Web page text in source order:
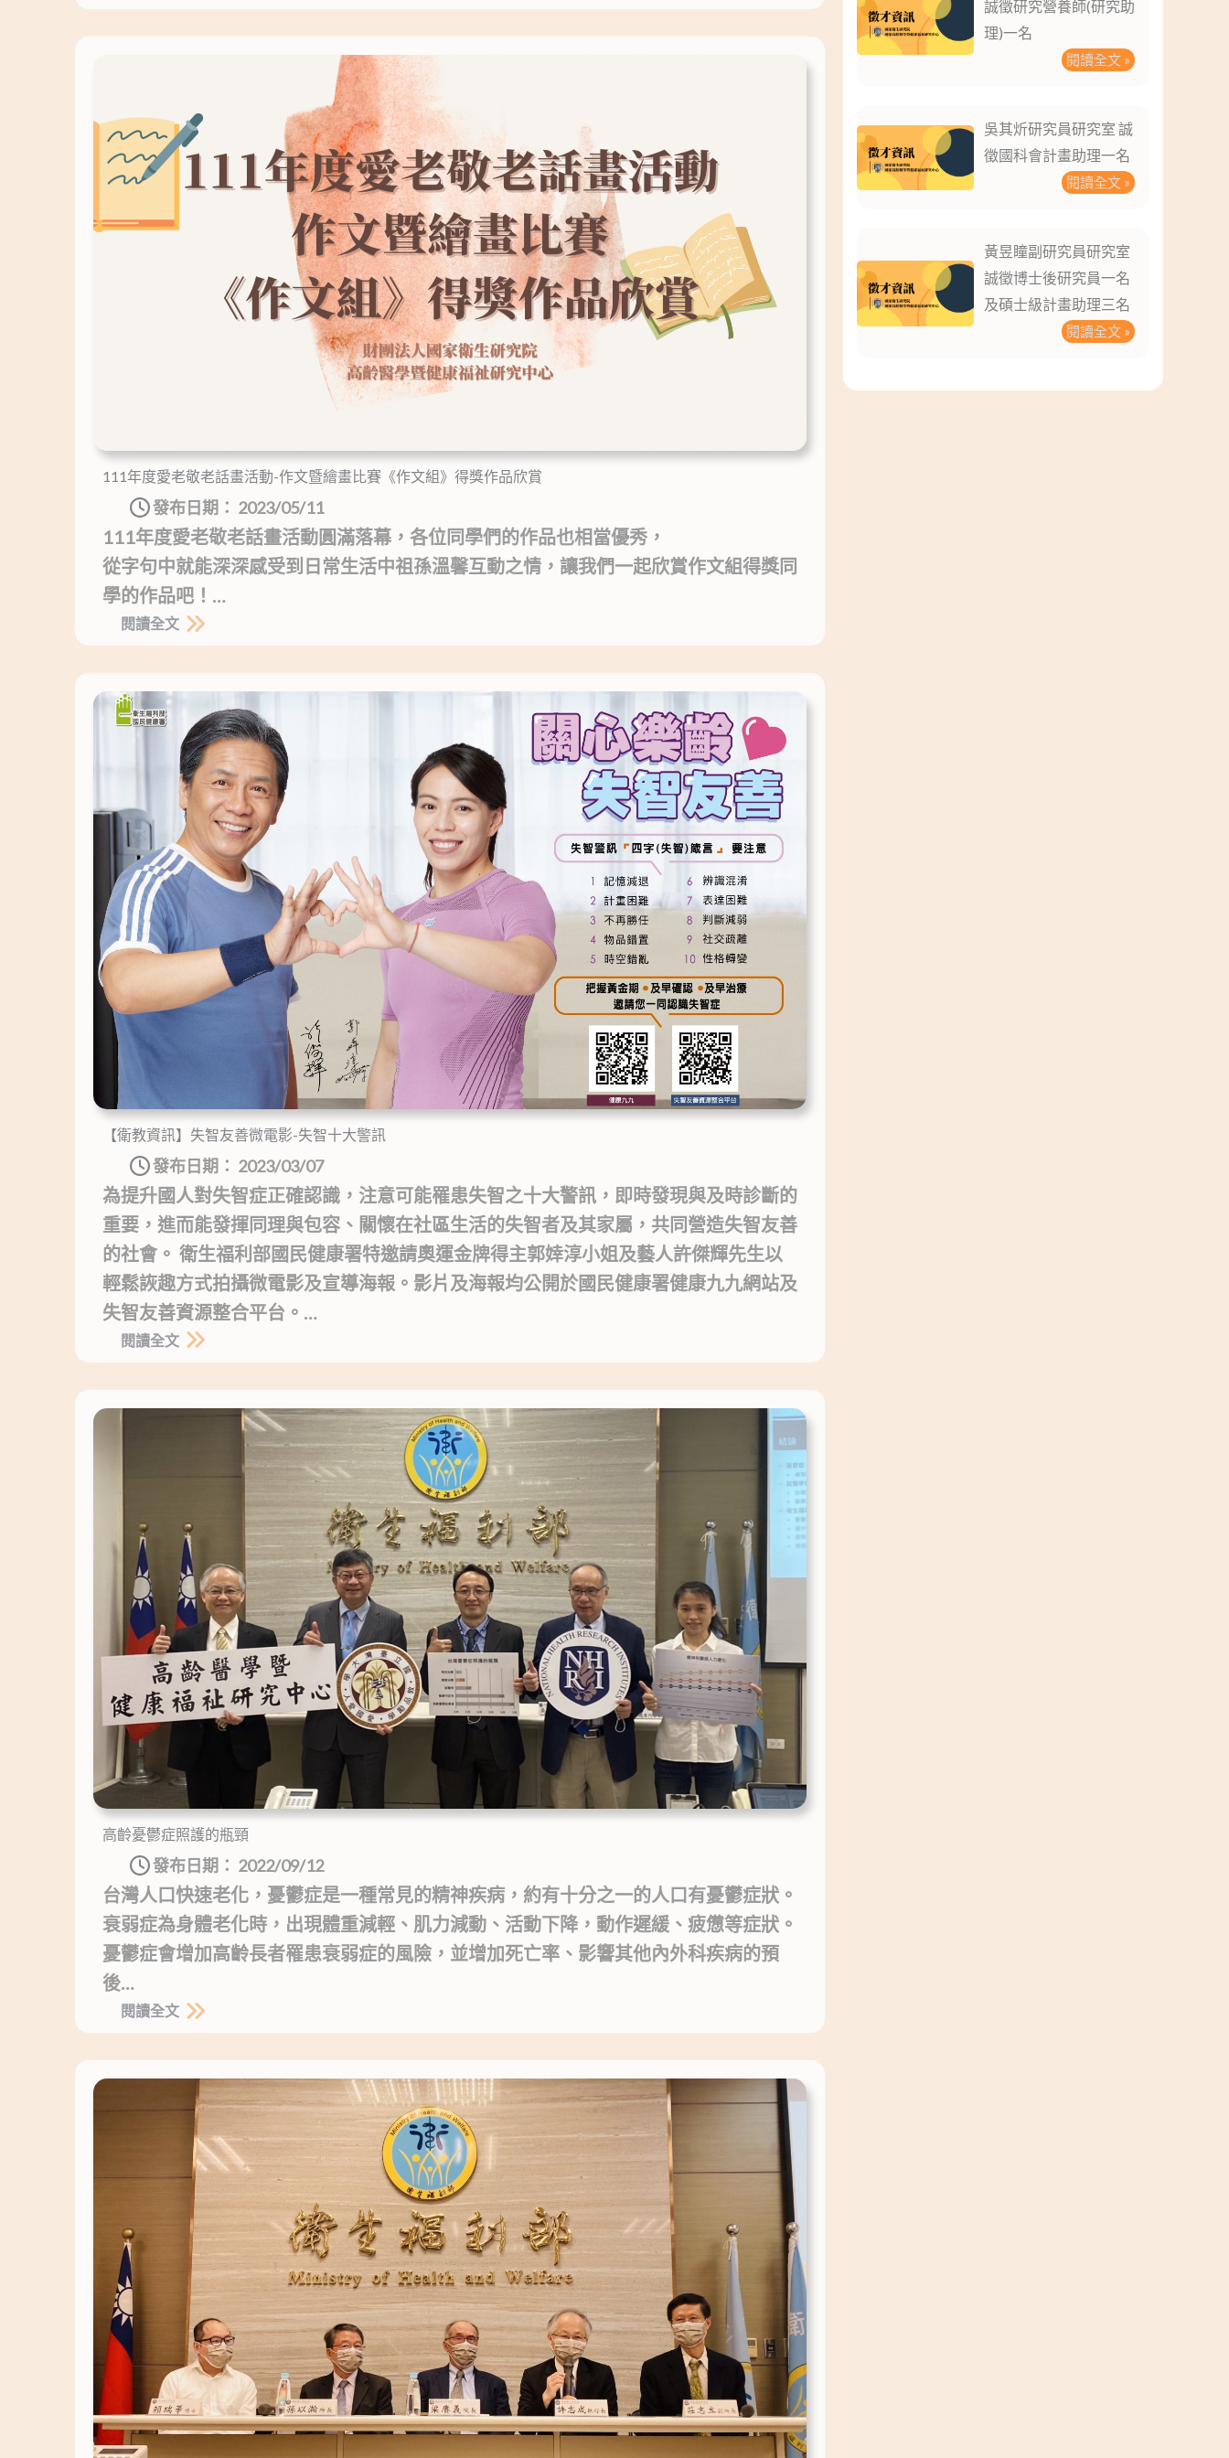
111年度愛老敬老話畫活動-作文暨繪畫比賽《作文組》得獎作品欣賞
發布日期： 2023/05/11
111年度愛老敬老話畫活動圓滿落幕，各位同學們的作品也相當優秀，
從字句中就能深深感受到日常生活中祖孫溫馨互動之情，讓我們一起欣賞作文組得獎同
學的作品吧！…
閱讀全文
【衛教資訊】失智友善微電影-失智十大警訊
發布日期： 2023/03/07
為提升國人對失智症正確認識，注意可能罹患失智之十大警訊，即時發現與及時診斷的
重要，進而能發揮同理與包容、關懷在社區生活的失智者及其家屬，共同營造失智友善
的社會。 衛生福利部國民健康署特邀請奧運金牌得主郭婞淳小姐及藝人許傑輝先生以
輕鬆詼趣方式拍攝微電影及宣導海報。影片及海報均公開於國民健康署健康九九網站及
失智友善資源整合平台。…
閱讀全文
高齡憂鬱症照護的瓶頸
發布日期： 2022/09/12
台灣人口快速老化，憂鬱症是一種常見的精神疾病，約有十分之一的人口有憂鬱症狀。
衰弱症為身體老化時，出現體重減輕、肌力減動、活動下降，動作遲緩、疲憊等症狀。
憂鬱症會增加高齡長者罹患衰弱症的風險，並增加死亡率、影響其他內外科疾病的預
後…
閱讀全文
誠徵研究營養師(研究助
理)一名
閱讀全文 »
吳其炘研究員研究室 誠
徵國科會計畫助理一名
閱讀全文 »
黃昱瞳副研究員研究室
誠徵博士後研究員一名
及碩士級計畫助理三名
閱讀全文 »